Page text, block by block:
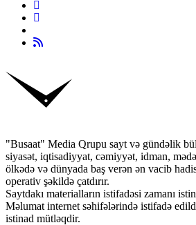
"Busaat" Media Qrupu sayt və gündəlik
siyasət, iqtisadiyyat, cəmiyyət, idman,
ölkədə və dünyada baş verən ən vacib
operativ şəkildə çatdırır.
Saytdakı materialların istifadəsi zamanı
Məlumat internet səhifələrində istifadə
istinad mütləqdir.